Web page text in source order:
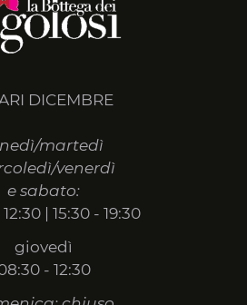
DICEMBRE
martedì
venerdì
e sabato:
| 15:30 - 19:30
giovedì
- 12:30